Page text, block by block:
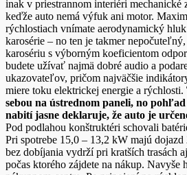
inak v priestrannom interiéri mechanické
keďže auto nemá výfuk ani motor.
rýchlostiach vnímate aerodynamický
karosérie – no ten je takmer
karosériu s výborným koeficientom
budete užívať najmä dobré audio a
ukazovateľov, pričom najväčšie
miere toku elektrickej energie a rýchlosti.
sebou na ústrednom paneli, no
nabití jasne deklaruje, že auto je
Pod podlahou konštruktéri schovali
Pri spotrebe 15,0 – 13,2 kW majú
bez dobíjania vydrží pri kratších trasách
počas ktorého zájdete na nákup. Navyše